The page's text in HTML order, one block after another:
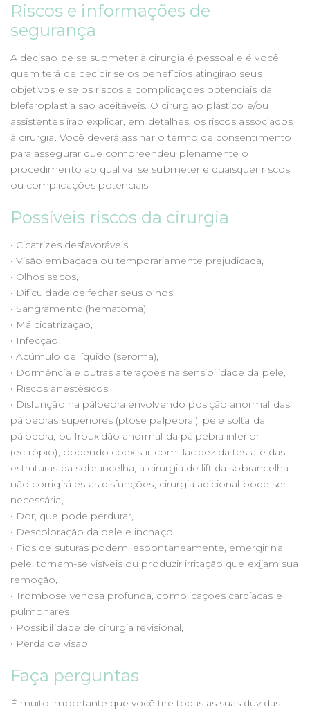
Riscos e informações de
segurança
A decisão de se submeter à cirurgia é pessoal e é você
quem terá de decidir se os benefícios atingirão seus
objetivos e se os riscos e complicações potenciais da
blefaroplastia são aceitáveis. O cirurgião plástico e/ou
assistentes irão explicar, em detalhes, os riscos associados
à cirurgia. Você deverá assinar o termo de consentimento
para assegurar que compreendeu plenamente o
procedimento ao qual vai se submeter e quaisquer riscos
ou complicações potenciais.
Possíveis riscos da cirurgia
• Cicatrizes desfavoráveis,
• Visão embaçada ou temporariamente prejudicada,
• Olhos secos,
• Dificuldade de fechar seus olhos,
• Sangramento (hematoma),
• Má cicatrização,
• Infecção,
• Acúmulo de líquido (seroma),
• Dormência e outras alterações na sensibilidade da pele,
• Riscos anestésicos,
• Disfunção na pálpebra envolvendo posição anormal das
pálpebras superiores (ptose palpebral), pele solta da
pálpebra, ou frouxidão anormal da pálpebra inferior
(ectrópio), podendo coexistir com flacidez da testa e das
estruturas da sobrancelha; a cirurgia de lift da sobrancelha
não corrigirá estas disfunções; cirurgia adicional pode ser
necessária,
• Dor, que pode perdurar,
• Descoloração da pele e inchaço,
• Fios de suturas podem, espontaneamente, emergir na
pele, tornam-se visíveis ou produzir irritação que exijam sua
remoção,
• Trombose venosa profunda, complicações cardíacas e
pulmonares,
• Possibilidade de cirurgia revisional,
• Perda de visão.
Faça perguntas
É muito importante que você tire todas as suas dúvidas